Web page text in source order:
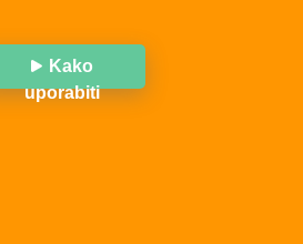
Kako
uporabiti